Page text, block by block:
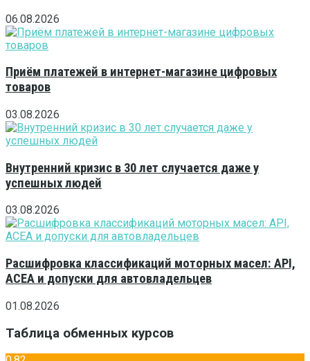
06.08.2026
Приём платежей в интернет-магазине цифровых
товаров
03.08.2026
Внутренний кризис в 30 лет случается даже у
успешных людей
03.08.2026
Расшифровка классификаций моторных масел: API,
ACEA и допуски для автовладельцев
01.08.2026
Таблица обменных курсов